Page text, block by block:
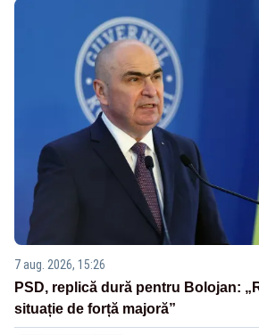
7 aug. 2026, 15:26
PSD, replică dură pentru Bolojan:
situație de forță majoră”